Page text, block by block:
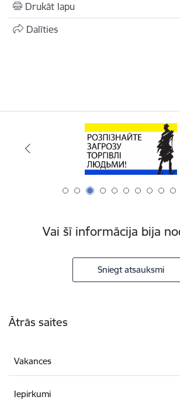
Drukāt lapu
Dalīties
Vai šī informācija bija
Sniegt atsauksmi
Ātrās saites
Vakances
Iepirkumi